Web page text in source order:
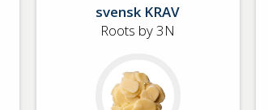
svensk KRAV
Roots by 3N